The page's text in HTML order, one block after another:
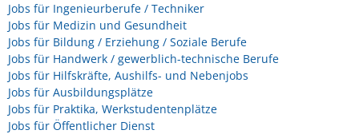
Jobs für Ingenieurberufe / Techniker
Jobs für Medizin und Gesundheit
Jobs für Bildung / Erziehung / Soziale Berufe
Jobs für Handwerk / gewerblich-technische Berufe
Jobs für Hilfskräfte, Aushilfs- und Nebenjobs
Jobs für Ausbildungsplätze
Jobs für Praktika, Werkstudentenplätze
Jobs für Öffentlicher Dienst